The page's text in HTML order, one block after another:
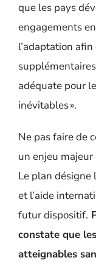
que les pays
engagements
l’adaptation
adéquate pour
inévitables ».
Ne pas faire de
un enjeu
Le plan désigne
et l’aide
futur dispositif.
constate que
atteignables